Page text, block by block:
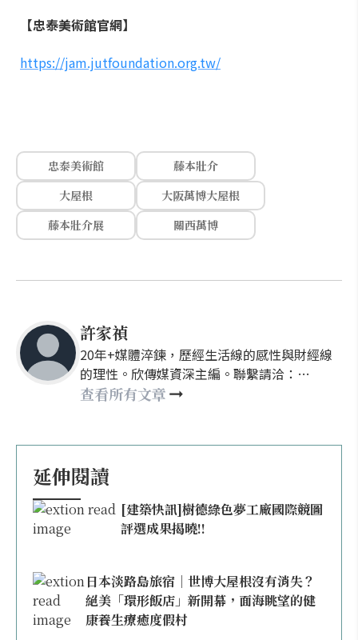
【忠泰美術館官網】
https://jam.jutfoundation.org.tw/
忠泰美術館
藤本壯介
大屋根
大阪萬博大屋根
藤本壯介展
關西萬博
許家禎
20年+媒體淬鍊，歷經生活線的感性與財經線
的理性。欣傳媒資深主編。聯繫請洽：
nellyhsu@xinmedia.com
查看所有文章
延伸閱讀
[建築快訊]樹德綠色夢工廠國際競圖
評選成果揭曉!!
日本淡路島旅宿｜世博大屋根沒有消失？
絕美「環形飯店」新開幕，面海眺望的健
康養生療癒度假村